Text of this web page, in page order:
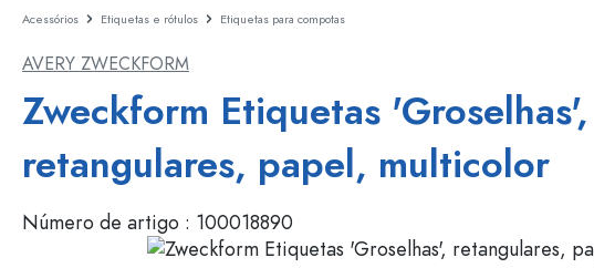
Garrafas
Recipiente de armazenamento
Louça de mesa
Embalagens cosméticas
Ir para categoria Garrafas
Garrafas WECK
Garrafas por função
Garrafas com tampa mecânica
Acessórios Etiquetas e rótulos Etiquetas para compotas
AVERY ZWECKFORM
Zweckform Etiquetas 'Groselhas',
retangulares, papel, multicolor
Número de artigo : 100018890